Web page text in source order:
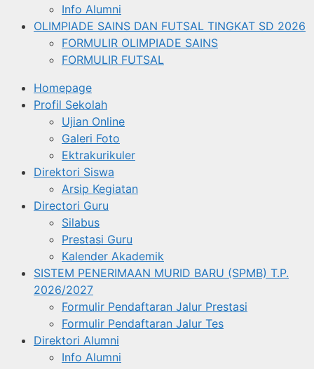
Info Alumni
OLIMPIADE SAINS DAN FUTSAL TINGKAT SD 2026
FORMULIR OLIMPIADE SAINS
FORMULIR FUTSAL
Homepage
Profil Sekolah
Ujian Online
Galeri Foto
Ektrakurikuler
Direktori Siswa
Arsip Kegiatan
Directori Guru
Silabus
Prestasi Guru
Kalender Akademik
SISTEM PENERIMAAN MURID BARU (SPMB) T.P.
2026/2027
Formulir Pendaftaran Jalur Prestasi
Formulir Pendaftaran Jalur Tes
Direktori Alumni
Info Alumni